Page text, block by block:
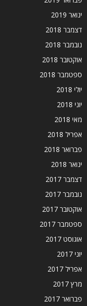
ינואר 2019
דצמבר 2018
נובמבר 2018
אוקטובר 2018
ספטמבר 2018
יולי 2018
יוני 2018
מאי 2018
אפריל 2018
פברואר 2018
ינואר 2018
דצמבר 2017
נובמבר 2017
אוקטובר 2017
ספטמבר 2017
אוגוסט 2017
יוני 2017
אפריל 2017
מרץ 2017
פברואר 2017